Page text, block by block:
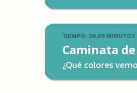
TIEMPO: 20-30 MINUTOS
Caminata
¿Qué colores